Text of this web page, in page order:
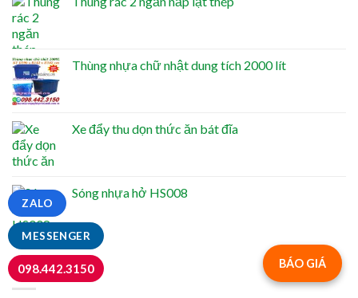
Thùng nhựa chữ nhật dung tích 2000 lít
Xe đẩy thu dọn thức ăn bát đĩa
Sóng nhựa hở HS008
NỔI BẬT BÁO GIÁ
MESSENGER
ZALO
098.442.3150